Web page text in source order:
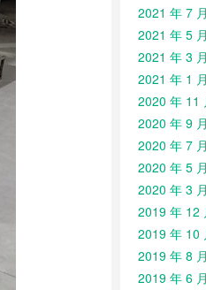
2021 年 7 月
2021 年 5 月
2021 年 3 月
2021 年 1 月
2020 年 11
2020 年 9 月
2020 年 7 月
2020 年 5 月
2020 年 3 月
2019 年 12
2019 年 10
2019 年 8 月
2019 年 6 月